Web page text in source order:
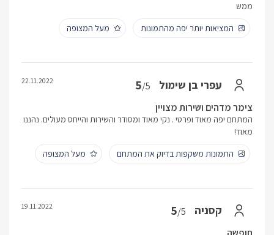
ממש
המציאות יותר יפה מהתמונות
מעל המצופה
עפרי בן שימול 5/5
22.11.2022
צימר מדהים ושירות מצויין
המתחם יפה מאוד ופרטי . נקי מאוד ומסודר והשירות והייחס מעולים. נהננו
מאוד!
התמונות משקפות בדיוק את המתחם
מעל המצופה
קסניה 5/5
19.11.2022